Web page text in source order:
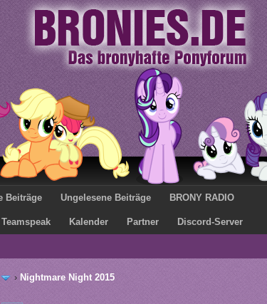
Beiträge Ungelesene Beiträge BRONY RADIO
Teamspeak Kalender Partner Discord-Server
› Nightmare Night 2015